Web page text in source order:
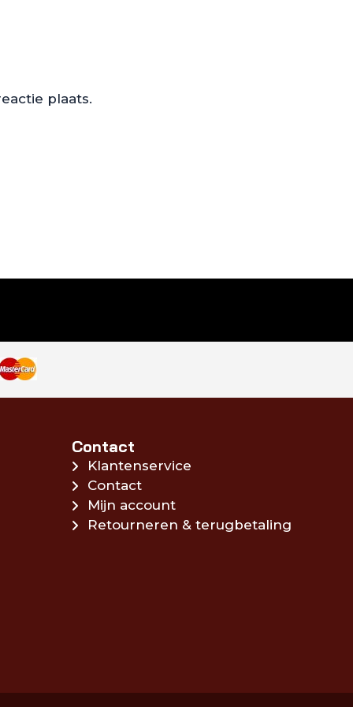
plaats.
Contact
Klantenservice
Contact
Mijn account
Retourneren & terugbetaling